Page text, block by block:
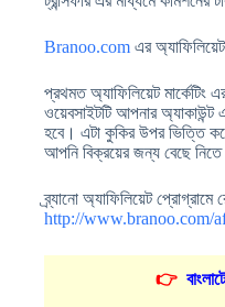
Branoo.com এর অ্যাফিলিয়েট
প্রথমত অ্যাফিলিয়েট মার্কেটিং
ওয়েবসাইটটি আপনার অ্যাকাউন্ট
হবে। এটা কুকির উপর ভিত্তি
আপনি বিক্রয়ের জন্য বেছে নিতে
ব্র্যানো অ্যাফিলিয়েট
http://www.branoo.com/
👉